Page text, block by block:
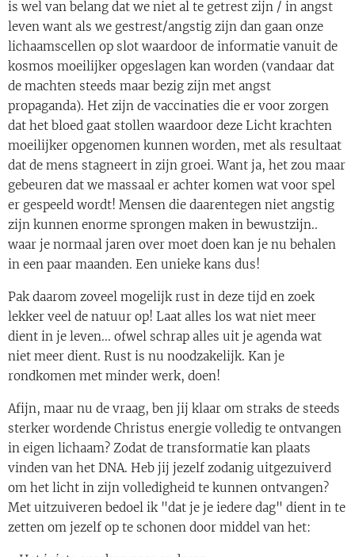
is wel van belang dat we niet al te getrest zijn / in angst
leven want als we gestrest/angstig zijn dan gaan onze
lichaamscellen op slot waardoor de informatie vanuit de
kosmos moeilijker opgeslagen kan worden (vandaar dat
de machten steeds maar bezig zijn met angst
propaganda). Het zijn de vaccinaties die er voor zorgen
dat het bloed gaat stollen waardoor deze Licht krachten
moeilijker opgenomen kunnen worden, met als resultaat
dat de mens stagneert in zijn groei. Want ja, het zou maar
gebeuren dat we massaal er achter komen wat voor spel
er gespeeld wordt! Mensen die daarentegen niet angstig
zijn kunnen enorme sprongen maken in bewustzijn..
waar je normaal jaren over moet doen kan je nu behalen
in een paar maanden. Een unieke kans dus!
Pak daarom zoveel mogelijk rust in deze tijd en zoek
lekker veel de natuur op! Laat alles los wat niet meer
dient in je leven... ofwel schrap alles uit je agenda wat
niet meer dient. Rust is nu noodzakelijk. Kan je
rondkomen met minder werk, doen!
Afijn, maar nu de vraag, ben jij klaar om straks de steeds
sterker wordende Christus energie volledig te ontvangen
in eigen lichaam? Zodat de transformatie kan plaats
vinden van het DNA. Heb jij jezelf zodanig uitgezuiverd
om het licht in zijn volledigheid te kunnen ontvangen?
Met uitzuiveren bedoel ik "dat je je iedere dag" dient in te
zetten om jezelf op te schonen door middel van het: